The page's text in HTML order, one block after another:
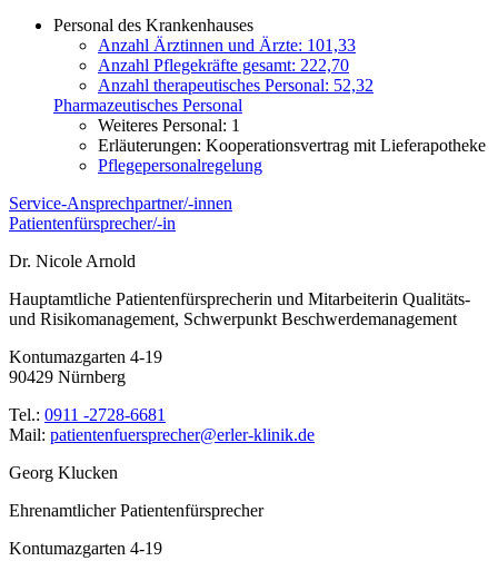
Personal des Krankenhauses
Anzahl Ärztinnen und Ärzte: 101,33
Anzahl Pflegekräfte gesamt: 222,70
Anzahl therapeutisches Personal: 52,32
Pharmazeutisches Personal
Weiteres Personal: 1
Erläuterungen: Kooperationsvertrag mit Lieferapotheke
Pflegepersonalregelung
Service-Ansprechpartner/-innen
Patientenfürsprecher/-in
Dr. Nicole Arnold
Hauptamtliche Patientenfürsprecherin und Mitarbeiterin Qualitäts-
und Risikomanagement, Schwerpunkt Beschwerdemanagement
Kontumazgarten 4-19
90429 Nürnberg
Tel.: 0911 -2728-6681
Mail: ed.kinilk-relre@rehcerpsreufnetneitap
Georg Klucken
Ehrenamtlicher Patientenfürsprecher
Kontumazgarten 4-19